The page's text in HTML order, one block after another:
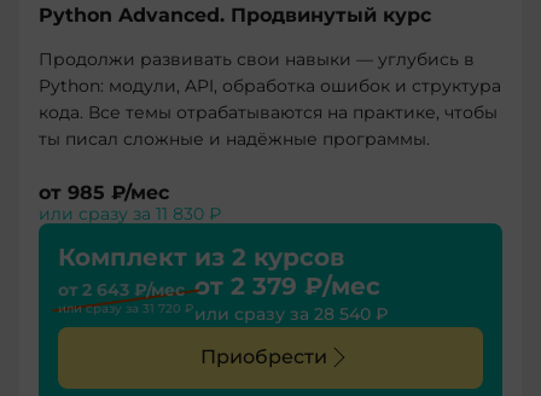
Python Advanced. Продвинутый курс
Продолжи развивать свои навыки — углубись в
Python: модули, API, обработка ошибок и структура
кода. Все темы отрабатываются на практике, чтобы
ты писал сложные и надёжные программы.
от 985 ₽/мес
или сразу за 11 830 ₽
Комплект из 2 курсов
от 2 643 ₽/мес
или сразу за 31 720 ₽
от 2 379 ₽/мес
или сразу за 28 540 ₽
Приобрести